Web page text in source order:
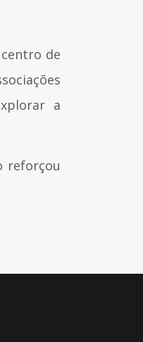
de
a
reforçou